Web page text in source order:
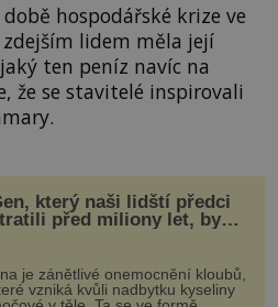
hospodářské krize ve
lidem měla její
ten peníz navíc na
že se stavitelé inspirovali
který naši lidští předci
před miliony let, by
pomoci s léčbou
králů“
je zánětlivé onemocnění kloubů,
vzniká kvůli nadbytku kyseliny